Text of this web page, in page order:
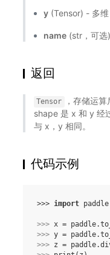
y (Tensor) - 多
name (str，可
返回
Tensor
，存储运
shape 是 x 和 y 经
与 x，y 相同。
代码示例
>>> import paddle
>>> x = paddle.
>>> y = paddle.
>>> z = paddle.